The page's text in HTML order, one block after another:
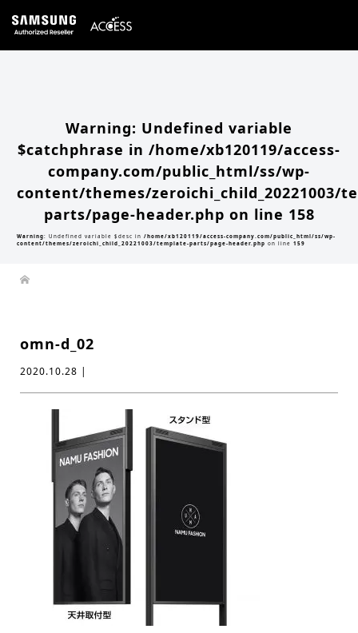
Warning : Attempt to read property "slug" on null in
company.com/public_html/ss/wp-content/themes/zeroichi_child_20221003/single.php
Warning: Undefined variable
$catchphrase in /home/xb120119/access-
company.com/public_html/ss/wp-
content/themes/zeroichi_child_20221003/
parts/page-header.php on line 158
Warning: Undefined variable $desc in /home/xb120119/access-company.com/public_html/ss/wp-
content/themes/zeroichi_child_20221003/template-parts/page-header.php on line 159
omn-d_02
2020.10.28 |